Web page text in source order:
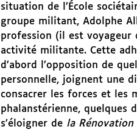
situation de l’École
groupe militant, Adolphe
profession (il est voyageur
activité militante. Cette
d’abord l’opposition de
personnelle, joignent une
consacrer les forces et les
phalanstérienne, quelques
s’éloigner de la Rénovation